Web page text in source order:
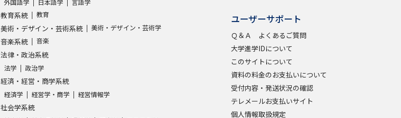
このサイトについて
受付内容・発送状況の確認 テレメールお支払いサイト
個人情報取扱規定
受験情報リンク
外国語学 日本語学 言語学
教育系統 教育
美術・デザイン・芸術系統 美術・デザイン・芸術学
音楽系統 音楽
法律・政治系統
法学 政治学
経済・経営・商学系統
経済学 経営学・商学 経営情報学
社会学系統
ユーザーサポート
Ｑ＆Ａ よくあるご質問
大学進学IDについて
このサイトについて
資料の料金のお支払いについて
受付内容・発送状況の確認
テレメールお支払いサイト
個人情報取扱規定